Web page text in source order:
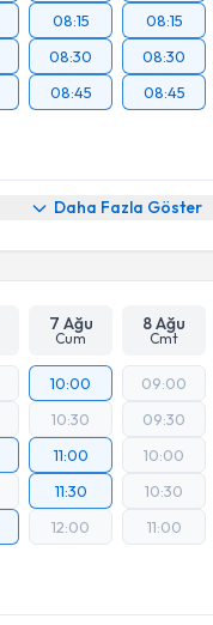
08:15
08:30
08:45
08:15
08:30
08:45
Daha Fazla Göster
7 Ağu
Cum
8 Ağu
Cmt
10:00
10:30
11:00
11:30
12:00
09:00
09:30
10:00
10:30
11:00